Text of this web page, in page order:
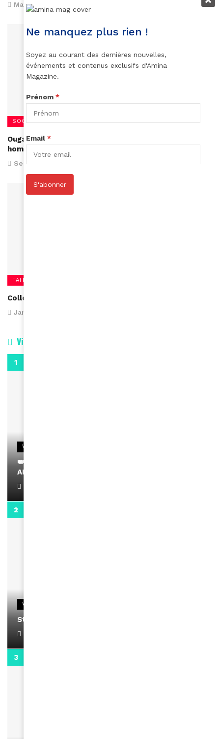
March 3, 2017
SOCIÉTÉ
Ouganda : Une fillette de 8 ans arrêtée pour
homosexualité
September 8, 2016
FAITS DIVERS
Collection de clitoris
January 19, 2016
Vidéos
VIDEOS
👑 Remerciements à Ayden pour son message sur
AMINA, le Magazine de la Femme
VIDEOS
Stacy passe un message
Ne manquez plus rien !
Soyez au courant des dernières nouvelles,
événements et contenus exclusifs d'Amina
Magazine.
Prénom *
Email *
S'abonner